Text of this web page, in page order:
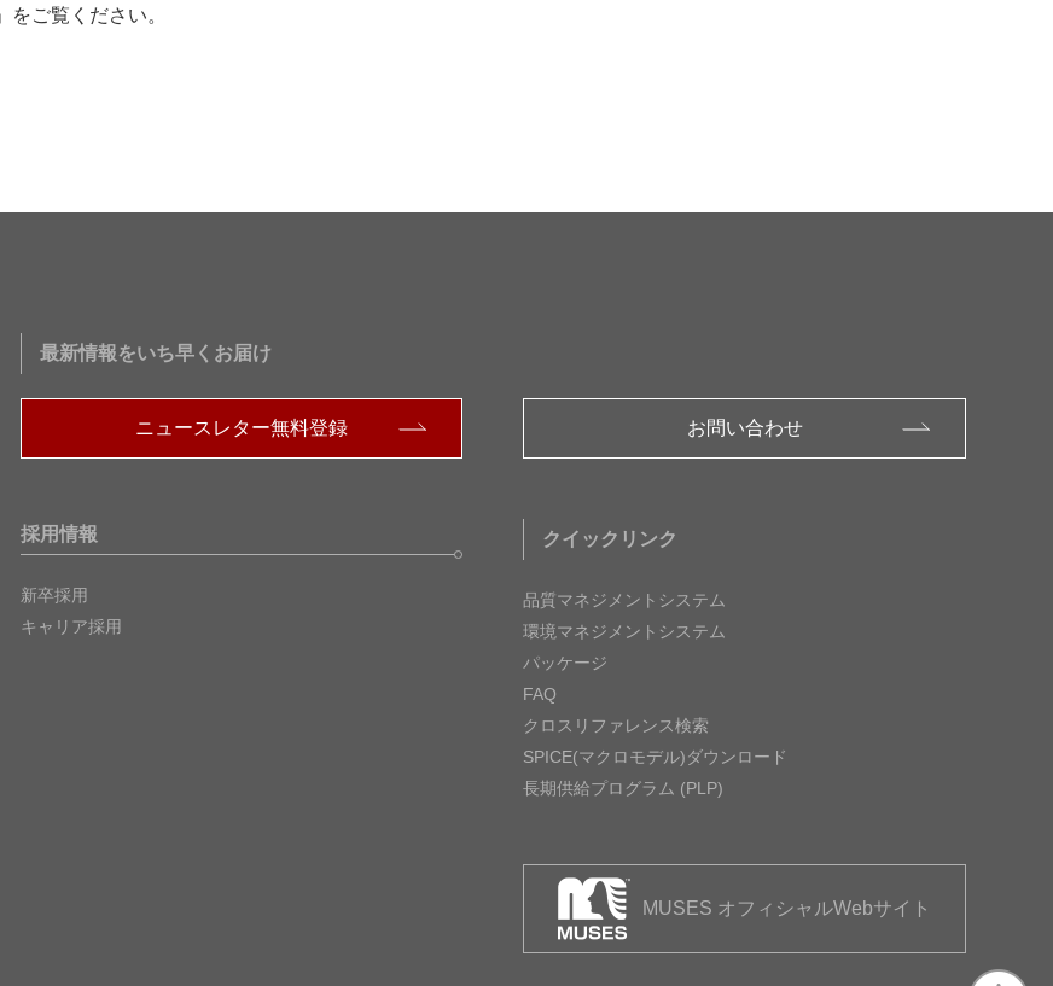
」をご覧ください。
最新情報をいち早くお届け
ニュースレター無料登録
採用情報
新卒採用
キャリア採用
お問い合わせ
クイックリンク
品質マネジメントシステム
環境マネジメントシステム
パッケージ
FAQ
クロスリファレンス検索
SPICE(マクロモデル)ダウンロード
長期供給プログラム (PLP)
MUSES オフィシャルWebサイト